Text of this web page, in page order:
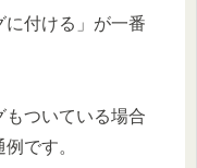
付ける」が一番
ついている場合
です。